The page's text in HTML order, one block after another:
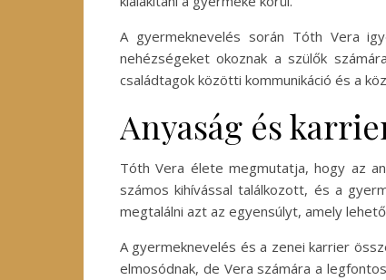
A gyermeknevelés során Tóth Vera
nehézségeket okoznak a szülők
családtagok közötti kommunikáció és a
Anyaság és
Tóth Vera élete megmutatja, hogy az
számos kihívással találkozott, és a
megtalálni azt az egyensúlyt, amely
A gyermeknevelés és a zenei karrier
elmosódnak, de Vera számára a